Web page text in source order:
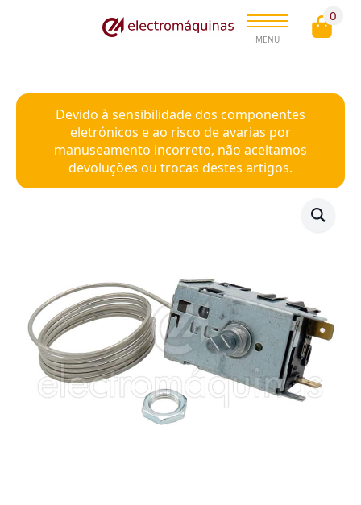
MENU
0
Devido à sensibilidade dos componentes
eletrónicos e ao risco de avarias por
manuseamento incorreto, não aceitamos
devoluções ou trocas destes artigos.